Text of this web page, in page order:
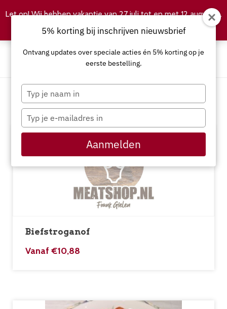
Warmvleessoorten
Biefstroganof
Vanaf €10,88
5% korting bij inschrijven nieuwsbrief
Ontvang updates over speciale acties én 5% korting op je
eerste bestelling.
Typ
je
naam
Typ
je
e-
in
Aanmelden
Let op! Wij hebben vakantie van 27 juli tot en met 12 augustus.
Negeren